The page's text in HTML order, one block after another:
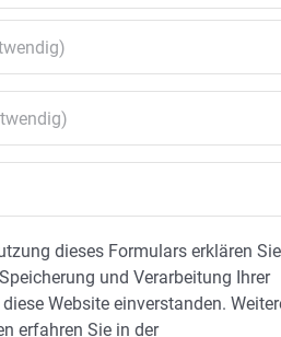
dieses Formulars erklären Sie
und Verarbeitung Ihrer
Website einverstanden.
erfahren Sie in der